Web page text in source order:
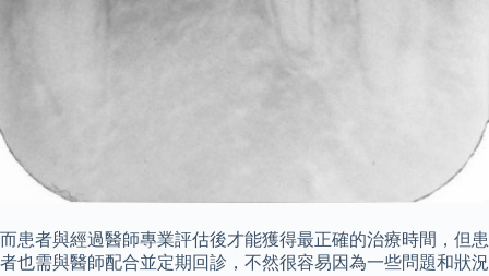
而患者與經過醫師專業評估後才能獲得最正確的治療時間，但患
者也需與醫師配合並定期回診，不然很容易因為一些問題和狀況